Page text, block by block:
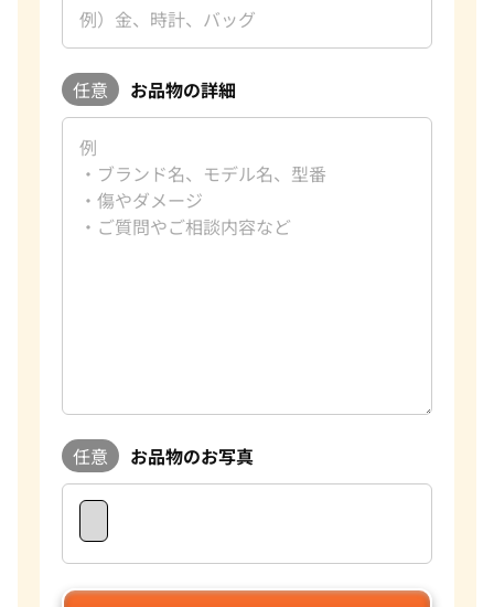
任意 お品物の詳細
任意 お品物のお写真